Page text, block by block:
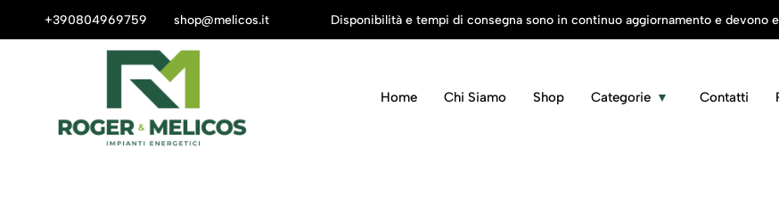
+390804969759 shop@melicos.it
una mail ashop@melicos.it. Disponibilità e tempi di consegna sono in continuo aggiornamento e devono
Home Chi Siamo Shop Categorie Contatti